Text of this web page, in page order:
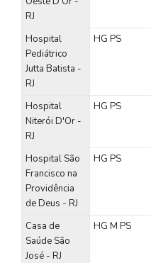
RJ
Hospital
Pediátrico
Jutta Batista -
RJ
HG PS
Hospital
Niterói D'Or -
RJ
HG PS
Hospital São
Francisco na
Providência
de Deus - RJ
HG PS
Casa de
Saúde São
José - RJ
HG M PS